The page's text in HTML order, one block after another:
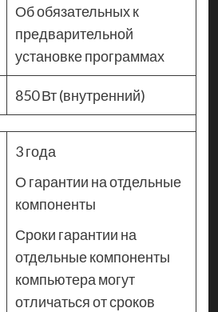
Об обязательных к
предварительной
установке программах
850 Вт (внутренний)
3 года
О гарантии на отдельные
компоненты
Сроки гарантии на
отдельные компоненты
компьютера могут
отличаться от сроков